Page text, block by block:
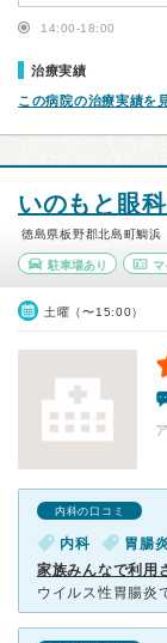
14:00-18:00
治療実績
この病院の治療実績を
いのもと眼
徳島県板野郡北島町鯛浜
駐車場あり
土曜（〜15:00）
内科の口コミ
内科 胃腸
家族みんなで利用